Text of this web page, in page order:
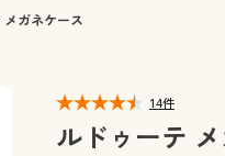
家具通販すべて美容・健康通販すべ
ジ
ガネケース
14件
ルドゥーテ